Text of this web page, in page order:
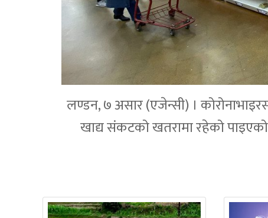
लण्डन, ७ असार (एजेन्सी) ।
खाद्य संकटको खतरामा रहेको पाइएको